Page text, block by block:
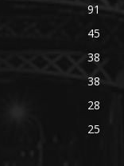
91
45
38
38
28
25